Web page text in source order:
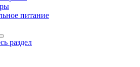
питание
раздел